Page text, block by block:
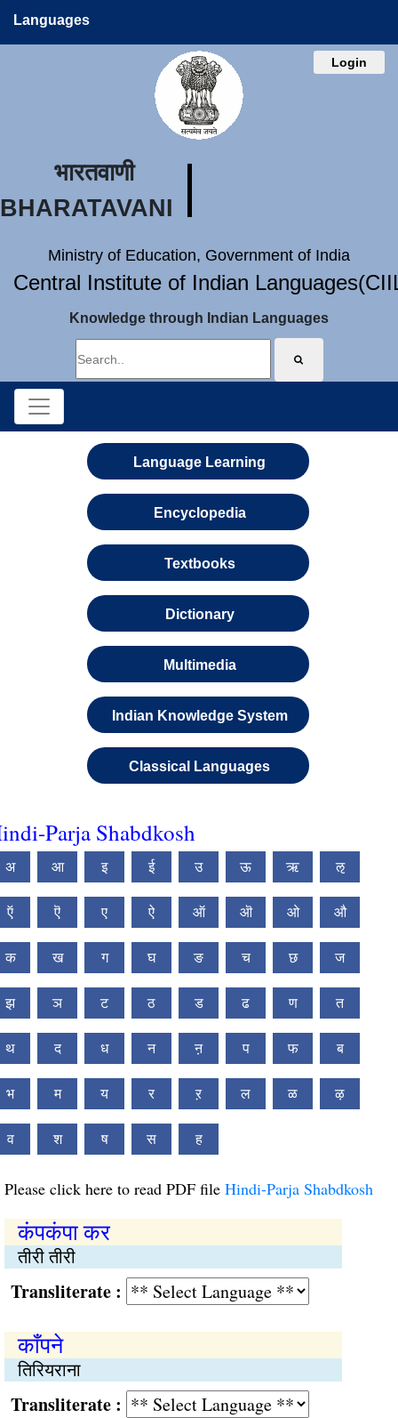
Languages
Login
भारतवाणी
BHARATAVANI
Ministry of Education, Government of India
Central Institute of Indian
Knowledge through Indian Languages
Language Learning
Encyclopedia
Textbooks
Dictionary
Multimedia
Indian Knowledge System
Classical Languages
Parja Shabdkosh
अ आ इ ई उ ऊ ऋ ऌ
ऍ ऎ ए ऐ ऑ ऒ ओ औ
क ख ग घ ङ च छ ज
झ ञ ट ठ ड ढ ण त
थ द ध न ऩ प फ ब
भ म य र ऱ ल ळ ऴ
व श ष स ह
Please click here to read PDF file Hindi-Parja Shabdkosh
कंपकंपा कर
तीरी तीरी
:
काँपने
तिरियराना
: